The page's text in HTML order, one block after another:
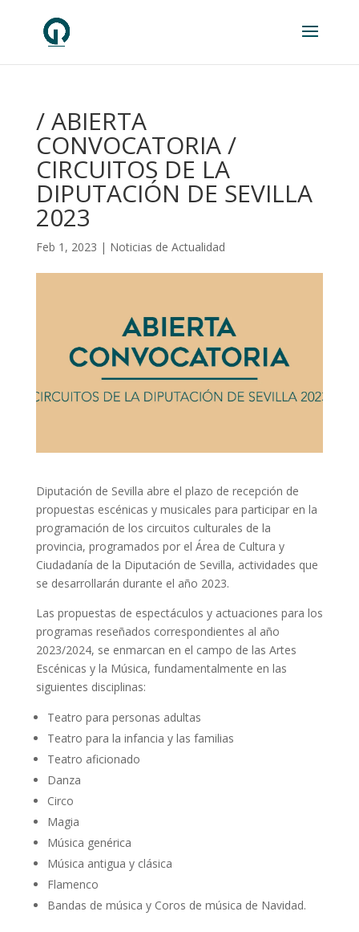
/ ABIERTA
CONVOCATORIA /
CIRCUITOS DE LA
DIPUTACIÓN DE SEVILLA
2023
Feb 1, 2023 | Noticias de Actualidad
Diputación de Sevilla abre el plazo de recepción de
propuestas escénicas y musicales para participar en la
programación de los circuitos culturales de la
provincia, programados por el Área de Cultura y
Ciudadanía de la Diputación de Sevilla, actividades que
se desarrollarán durante el año 2023.
Las propuestas de espectáculos y actuaciones para los
programas reseñados correspondientes al año
2023/2024, se enmarcan en el campo de las Artes
Escénicas y la Música, fundamentalmente en las
siguientes disciplinas:
Teatro para personas adultas
Teatro para la infancia y las familias
Teatro aficionado
Danza
Circo
Magia
Música genérica
Música antigua y clásica
Flamenco
Bandas de música y Coros de música de Navidad.